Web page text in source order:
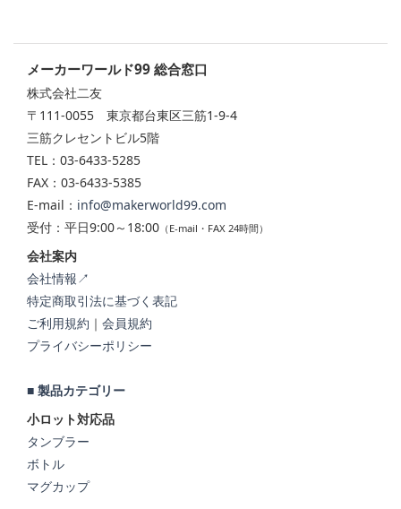
メーカーワールド99 総合窓口
株式会社二友
〒111-0055 東京都台東区三筋1-9-4
三筋クレセントビル5階
TEL：03-6433-5285
FAX：03-6433-5385
E-mail： info@makerworld99.com
受付：平日9:00～18:00 （E-mail・FAX 24時間）
会社案内
会社情報↗
特定商取引法に基づく表記
ご利用規約 ｜ 会員規約
プライバシーポリシー
■ 製品カテゴリー
小ロット対応品
タンブラー
ボトル
マグカップ